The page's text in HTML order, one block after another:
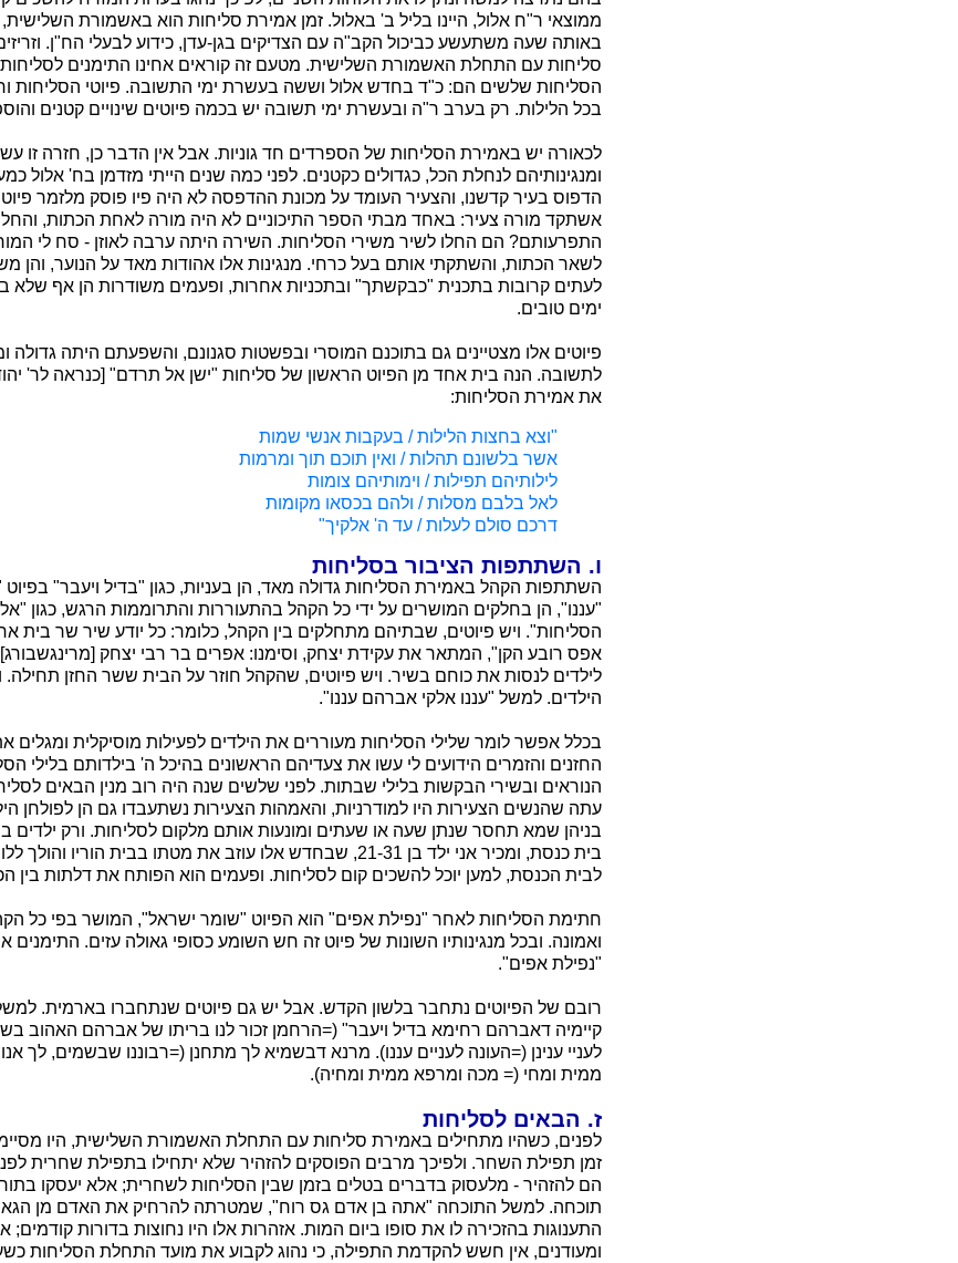
ממוצאי ר"ח אלול, היינו בליל ב' באלול. זמן אמירת סליחות הוא באשמורת
באותה שעה משתעשע כביכול הקב"ה עם הצדיקים בגן-עדן, כידוע לבעלי הח"ן.
סליחות עם התחלת האשמורת השלישית. מטעם זה קוראים אחינו התימנים לסליחות
הסליחות שלשים הם: כ"ד בחדש אלול וששה בעשרת ימי התשובה. פיוטי הסליחות
בכל הלילות. רק בערב ר"ה ובעשרת ימי תשובה יש בכמה פיוטים שינויים קטנים
לכאורה יש באמירת הסליחות של הספרדים חד גוניות. אבל אין הדבר כן, חזרה זו
ומנגינותיהם לנחלת הכל, כגדולים כקטנים. לפני כמה שנים הייתי מזדמן בח' אלול
הדפוס בעיר קדשנו, והצעיר העומד על מכונת ההדפסה לא היה פיו פוסק מלזמר
אשתקד מורה צעיר: באחד מבתי הספר התיכוניים לא היה מורה לאחת הכתות,
התפרעותם? הם החלו לשיר משירי הסליחות. השירה היתה ערבה לאוזן - סח לי
לשאר הכתות, והשתקתי אותם בעל כרחי. מנגינות אלו אהודות מאד על הנוער, והן
לעתים קרובות בתכנית "כבקשתך" ובתכניות אחרות, ופעמים משודרות הן אף שלא
ימים טובים.
פיוטים אלו מצטיינים גם בתוכנם המוסרי ובפשטות סגנונם, והשפעתם היתה גדולה
לתשובה. הנה בית אחד מן הפיוט הראשון של סליחות "ישן אל תרדם" [כנראה לר'
את אמירת הסליחות:
"וצא בחצות הלילות / בעקבות אנשי שמות
אשר בלשונם תהלות / ואין תוכם תוך ומרמות
לילותיהם תפילות / וימותיהם צומות
לאל בלבם מסלות / ולהם בכסאו מקומות
דרכם סולם לעלות / עד ה' אלקיך"
ו. השתתפות הציבור בסליחות
השתתפות הקהל באמירת הסליחות גדולה מאד, הן בעניות, כגון "בדיל ויעבר" בפיוט
"עננו", הן בחלקים המושרים על ידי כל הקהל בהתעוררות והתרוממות הרגש, כגון "אל
הסליחות". ויש פיוטים, שבתיהם מתחלקים בין הקהל, כלומר: כל יודע שיר שר בית
אפס רובע הקן", המתאר את עקידת יצחק, וסימנו: אפרים בר רבי יצחק [מרינגשבורג].
לילדים לנסות את כוחם בשיר. ויש פיוטים, שהקהל חוזר על הבית ששר החזן
הילדים. למשל "עננו אלקי אברהם עננו".
בכלל אפשר לומר שלילי הסליחות מעוררים את הילדים לפעילות מוסיקלית ומגלים
החזנים והזמרים הידועים לי עשו את צעדיהם הראשונים בהיכל ה' בילדותם בלילי
הנוראים ובשירי הבקשות בלילי שבתות. לפני שלשים שנה היה רוב מנין הבאים
עתה שהנשים הצעירות היו למודרניות, והאמהות הצעירות נשתעבדו גם הן לפולחן
בניהן שמא תחסר שנתן שעה או שעתים ומונעות אותם מלקום לסליחות. ורק ילדים
בית כנסת, ומכיר אני ילד בן 21-31, שבחדש אלו עוזב את מטתו בבית
לבית הכנסת, למען יוכל להשכים קום לסליחות. ופעמים הוא הפותח את דלתות בין
חתימת הסליחות לאחר "נפילת אפים" הוא הפיוט "שומר ישראל", המושר בפי כל
ואמונה. ובכל מנגינותיו השונות של פיוט זה חש השומע כסופי גאולה עזים. התימנים
"נפילת אפים".
רובם של הפיוטים נתחבר בלשון הקדש. אבל יש גם פיוטים שנתחברו בארמית.
קיימיה דאברהם רחימא בדיל ויעבר" (=הרחמן זכור לנו בריתו של אברהם האהוב
לעניי ענינן (=העונה לעניים עננו). מרנא דבשמיא לך מתחנן (=רבוננו שבשמים, לך
ממית ומחי (= מכה ומרפא ממית ומחיה).
ז. הבאים לסליחות
לפנים, כשהיו מתחילים באמירת סליחות עם התחלת האשמורת השלישית, היו
זמן תפילת השחר. ולפיכך מרבים הפוסקים להזהיר שלא יתחילו בתפילת שחרית
הם להזהיר - מלעסוק בדברים בטלים בזמן שבין הסליחות לשחרית; אלא יעסקו
תוכחה. למשל התוכחה "אתה בן אדם גס רוח", שמטרתה להרחיק את האדם מן
התענוגות בהזכירה לו את סופו ביום המות. אזהרות אלו היו נחוצות בדורות קודמים;
ומעודנים, אין חשש להקדמת התפילה, כי נהוג לקבוע את מועד התחלת הסליחות